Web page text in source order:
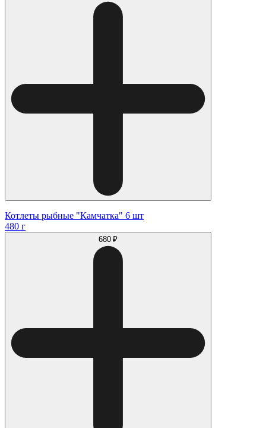
Котлеты рыбные "Камчатка" 6 шт
480 г
680 ₽